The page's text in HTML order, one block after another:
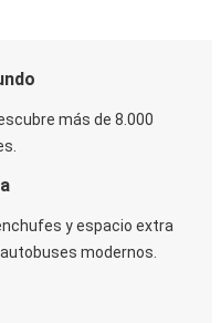
más de 8.000
y espacio extra
modernos.